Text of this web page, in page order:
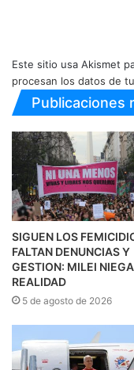
Este sitio usa Akismet
procesan los datos de
Publicaciones
SIGUEN LOS
FALTAN DENUNCIAS Y
GESTION: MILEI
REALIDAD
5 de agosto de 2026